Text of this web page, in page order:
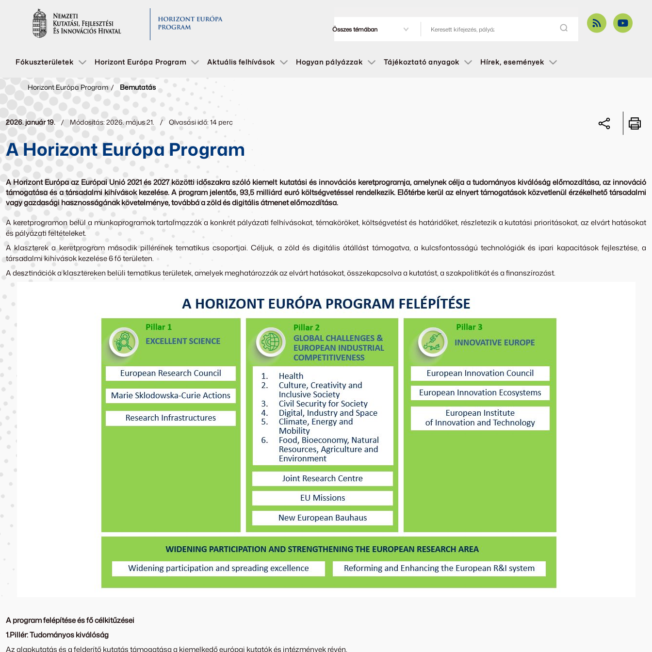
Fókuszterületek Horizont Európa Program Aktuális felhívások Hogyan pályázzak Tájékoztató anyagok Hírek, események
Horizont Európa Program / Bemutatás
2026. január 19. Módosítás: 2026. május 21. Olvasási idő: 14 perc
A Horizont Európa Program
A Horizont Európa az Európai Unió 2021 és 2027 közötti időszakra szóló kiemelt kutatási és innovációs keretprogramja, amelynek célja a tudományos kiválóság előmozdítása, az innováció
támogatása és a társadalmi kihívások kezelése. A program jelentős, 93,5 milliárd euró költségvetéssel rendelkezik. Előtérbe kerül az elnyert támogatások közvetlenül érzékelhető társadalmi
vagy gazdasági hasznosságának követelménye, továbbá a zöld és digitális átmenet előmozdítása.
A keretprogramon belül a munkaprogramok tartalmazzák a konkrét pályázati felhívásokat, témaköröket, költségvetést és határidőket, részletezik a kutatási prioritásokat, az elvárt hatásokat
és pályázati feltételeket.
A klaszterek a keretprogram második pillérének tematikus csoportjai. Céljuk, a zöld és digitális átállást támogatva, a kulcsfontosságú technológiák és ipari kapacitások fejlesztése, a
társadalmi kihívások kezelése 6 fő területen.
A desztinációk a klasztereken belüli tematikus területek, amelyek meghatározzák az elvárt hatásokat, összekapcsolva a kutatást, a szakpolitikát és a finanszírozást.
A program felépítése és fő célkitűzései
1.Pillér: Tudományos kiválóság
Az alapkutatás és a felderítő kutatás támogatása a kiemelkedő európai kutatók és intézmények révén.